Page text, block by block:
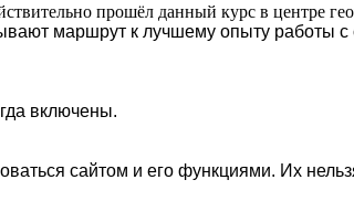
прошёл данный курс в центре
маршрут к лучшему опыту работы с
включены.
сайтом и его функциями. Их